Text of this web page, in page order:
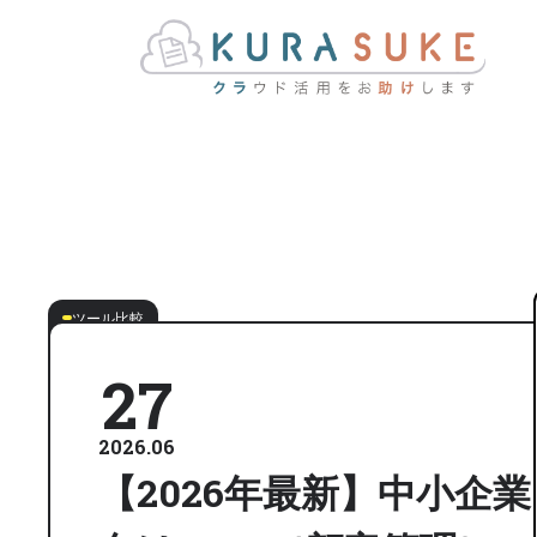
ツール比較
27
2026.06
【2026年最新】中小企業